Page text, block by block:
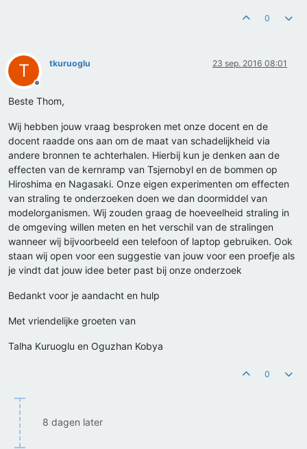
0
T
Offline
tkuruoglu 23 sep. 2016 08:01
Beste Thom,
Wij hebben jouw vraag besproken met onze docent en de
docent raadde ons aan om de maat van schadelijkheid via
andere bronnen te achterhalen. Hierbij kun je denken aan de
effecten van de kernramp van Tsjernobyl en de bommen op
Hiroshima en Nagasaki. Onze eigen experimenten om effecten
van straling te onderzoeken doen we dan doormiddel van
modelorganismen. Wij zouden graag de hoeveelheid straling in
de omgeving willen meten en het verschil van de stralingen
wanneer wij bijvoorbeeld een telefoon of laptop gebruiken. Ook
staan wij open voor een suggestie van jouw voor een proefje als
je vindt dat jouw idee beter past bij onze onderzoek
Bedankt voor je aandacht en hulp
Met vriendelijke groeten van
Talha Kuruoglu en Oguzhan Kobya
0
8 dagen later